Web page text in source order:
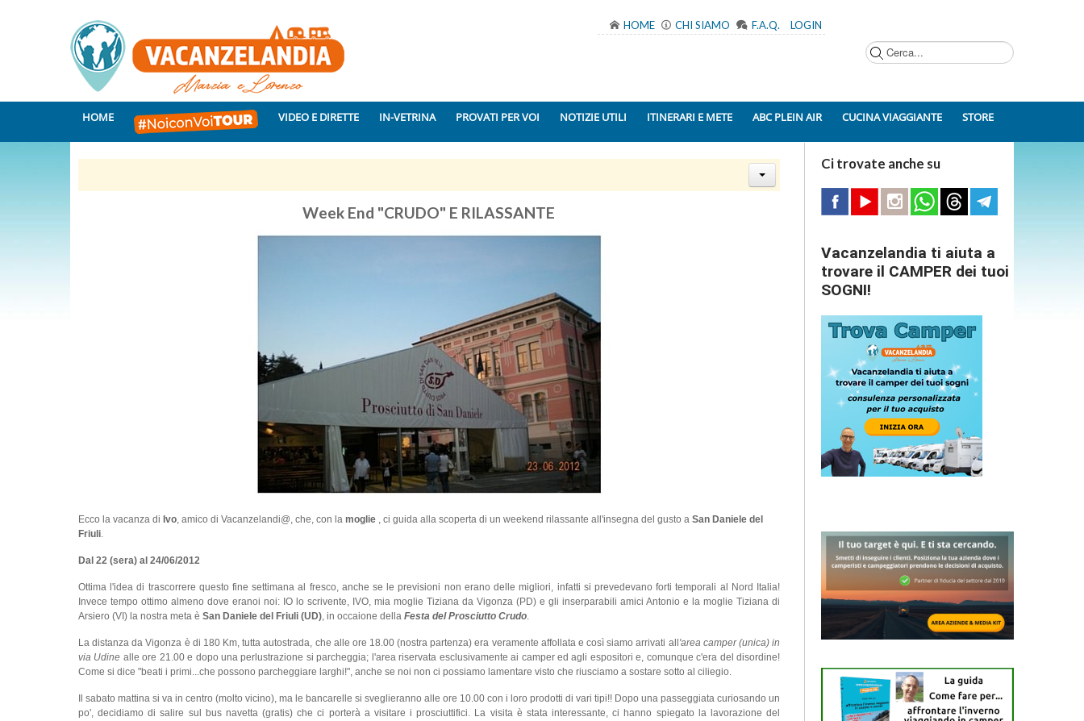
HOME CHI SIAMO F.A.Q. LOGIN
HOME VIDEO E DIRETTE IN-VETRINA PROVATI PER VOI NOTIZIE UTILI ITINERARI E METE ABC PLEIN AIR CUCINA VIAGGIANTE STORE
Week End "CRUDO" E RILASSANTE
Ecco la vacanza di Ivo, amico di Vacanzelandi@, che, con la moglie , ci guida alla scoperta di un weekend rilassante all'insegna del gusto a San Daniele del
Friuli.
Dal 22 (sera) al 24/06/2012
Ottima l'idea di trascorrere questo fine settimana al fresco, anche se le previsioni non erano delle migliori, infatti si prevedevano forti temporali al Nord Italia!
Invece tempo ottimo almeno dove eranoi noi: IO lo scrivente, IVO, mia moglie Tiziana da Vigonza (PD) e gli inserparabili amici Antonio e la moglie Tiziana di
Arsiero (VI) la nostra meta è San Daniele del Friuli (UD), in occaione della Festa del Prosciutto Crudo.
La distanza da Vigonza è di 180 Km, tutta autostrada, che alle ore 18.00 (nostra partenza) era veramente affollata e così siamo arrivati all 'area camper (unica) in
via Udine alle ore 21.00 e dopo una perlustrazione si parcheggia; l'area riservata esclusivamente ai camper ed agli espositori e, comunque c'era del disordine!
Come si dice "beati i primi...che possono parcheggiare larghi!", anche se noi non ci possiamo lamentare visto che riusciamo a sostare sotto al ciliegio.
Il sabato mattina si va in centro (molto vicino), ma le bancarelle si sveglieranno alle ore 10.00 con i loro prodotti di vari tipi!! Dopo una passeggiata curiosando un
po', decidiamo di salire sul bus navetta (gratis) che ci porterà a visitare i prosciuttifici. La visita è stata interessante, ci hanno spiegato la lavorazione del
Ci trovate anche su
Vacanzelandia ti aiuta a
trovare il CAMPER dei tuoi
SOGNI!